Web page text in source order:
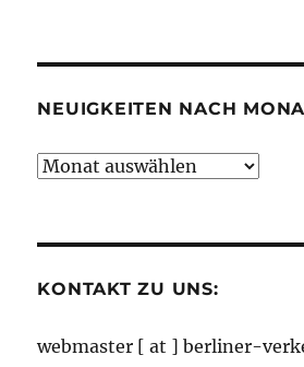
NEUIGKEITEN NACH
Neuigkeiten
KONTAKT ZU UNS:
webmaster [ at ] berliner-